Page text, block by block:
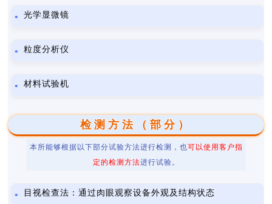
光学显微镜
粒度分析仪
材料试验机
检测方法（部分）
本所能够根据以下部分试验方法进行检测，也可以使用客户指
定的检测方法进行试验。
目视检查法：通过肉眼观察设备外观及结构状态